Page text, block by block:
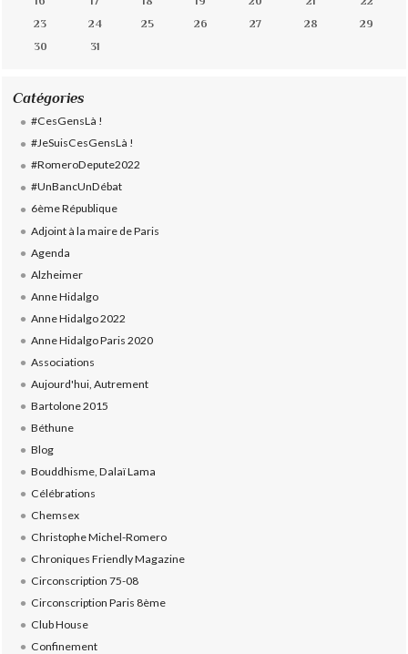
23
24 25 26 27 28
29
30
31
Catégories
#CesGensLà !
#JeSuisCesGensLà !
#RomeroDepute2022
#UnBancUnDébat
6ème République
Adjoint à la maire de Paris
Agenda
Alzheimer
Anne Hidalgo
Anne Hidalgo 2022
Anne Hidalgo Paris 2020
Associations
Aujourd'hui, Autrement
Bartolone 2015
Béthune
Blog
Bouddhisme, Dalaï Lama
Célébrations
Chemsex
Christophe Michel-Romero
Chroniques Friendly Magazine
Circonscription 75-08
Circonscription Paris 8ème
Club House
Confinement